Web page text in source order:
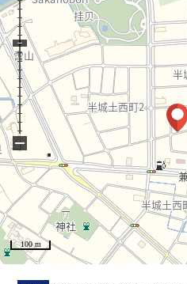
100 m
−